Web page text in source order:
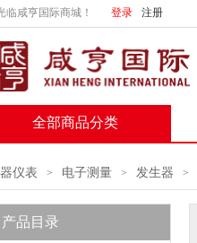
临咸亨国际商城！ 登录 注册
全部商品分类
仪表 > 电子测量 > 发生器 >
产品目录